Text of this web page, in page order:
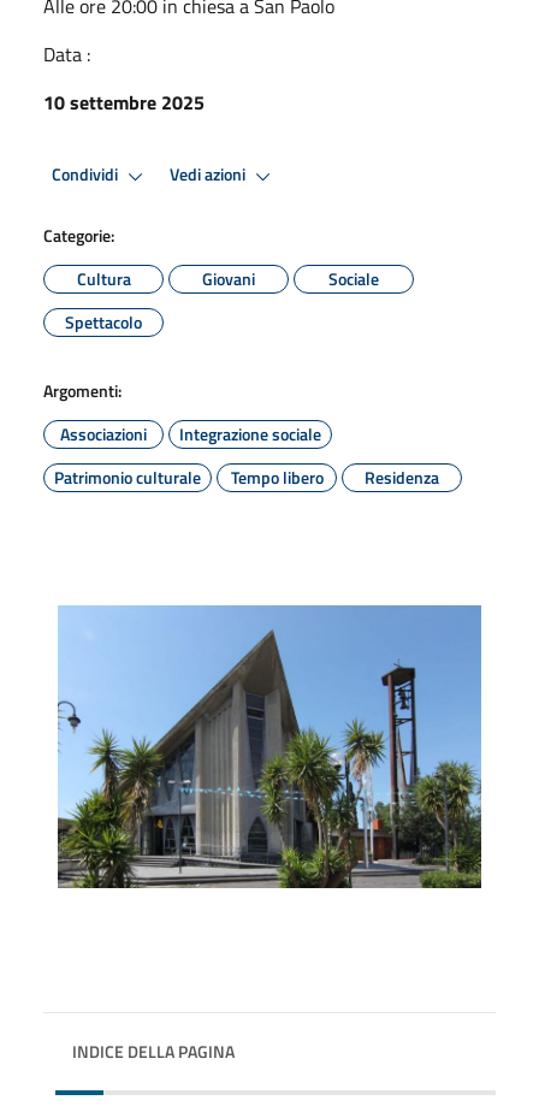
Data :
10 settembre 2025
Condividi Vedi azioni
Categorie:
Cultura
Giovani
Sociale
Spettacolo
Argomenti:
Associazioni
Integrazione sociale
Patrimonio culturale
Tempo libero Residenza
INDICE DELLA PAGINA